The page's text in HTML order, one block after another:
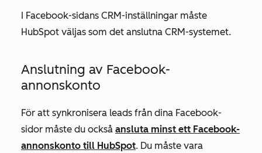
I Facebook-sidans CRM-inställningar måste
HubSpot väljas som det anslutna CRM-systemet.
Anslutning av Facebook-
annonskonto
För att synkronisera leads från dina Facebook-
sidor måste du också ansluta minst ett Facebook-
annonskonto till HubSpot. Du måste vara